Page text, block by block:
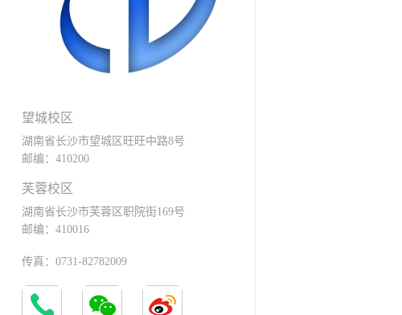
望城校区
湖南省长沙市望城区旺旺中路8号
邮编：410200
芙蓉校区
湖南省长沙市芙蓉区职院街169号
邮编：410016
传真：0731-82782009